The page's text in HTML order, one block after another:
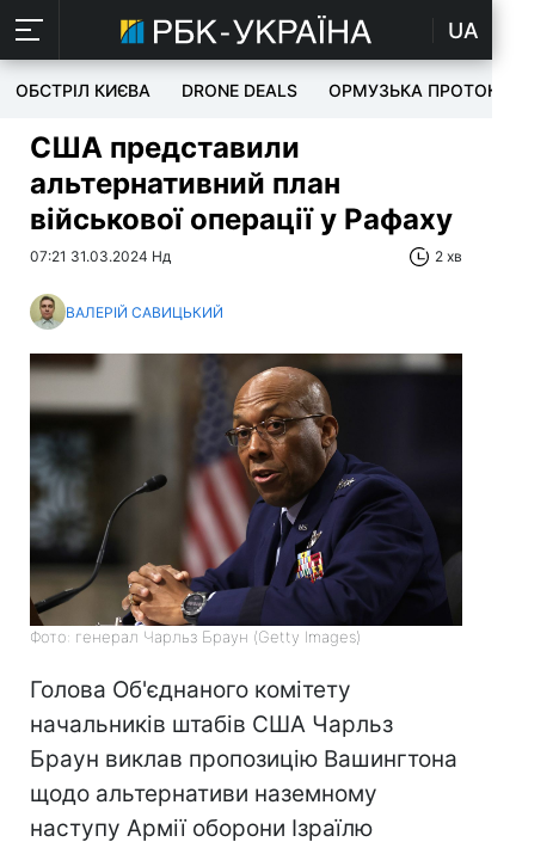
UA
ОБСТРІЛ КИЄВА DRONE DEALS ОРМУЗЬКА ПРОТОКА
США представили
альтернативний план
військової операції у Рафаху
07:21 31.03.2024 Нд 2 хв
ВАЛЕРІЙ САВИЦЬКИЙ
Фото: генерал Чарльз Браун (Getty Images)
Голова Об'єднаного комітету
начальників штабів США Чарльз
Браун виклав пропозицію Вашингтона
щодо альтернативи наземному
наступу Армії оборони Ізраїлю